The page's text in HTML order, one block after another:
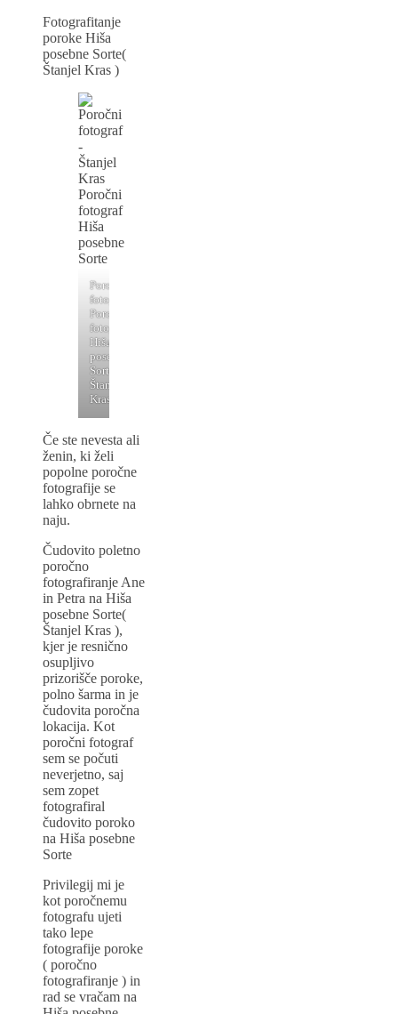
Fotografitanje
poroke Hiša
posebne Sorte(
Štanjel Kras )
Poročni
fotograf,
Poročno
fotografiranje
Hiša
posebne
Sorte
Štanjel
Kras
Če ste nevesta ali
ženin, ki želi
popolne poročne
fotografije se
lahko obrnete na
naju.
Čudovito poletno
poročno
fotografiranje Ane
in Petra na Hiša
posebne Sorte(
Štanjel Kras ),
kjer je resnično
osupljivo
prizorišče poroke,
polno šarma in je
čudovita poročna
lokacija. Kot
poročni fotograf
sem se počuti
neverjetno, saj
sem zopet
fotografiral
čudovito poroko
na Hiša posebne
Sorte
Privilegij mi je
kot poročnemu
fotografu ujeti
tako lepe
fotografije poroke
( poročno
fotografiranje ) in
rad se vračam na